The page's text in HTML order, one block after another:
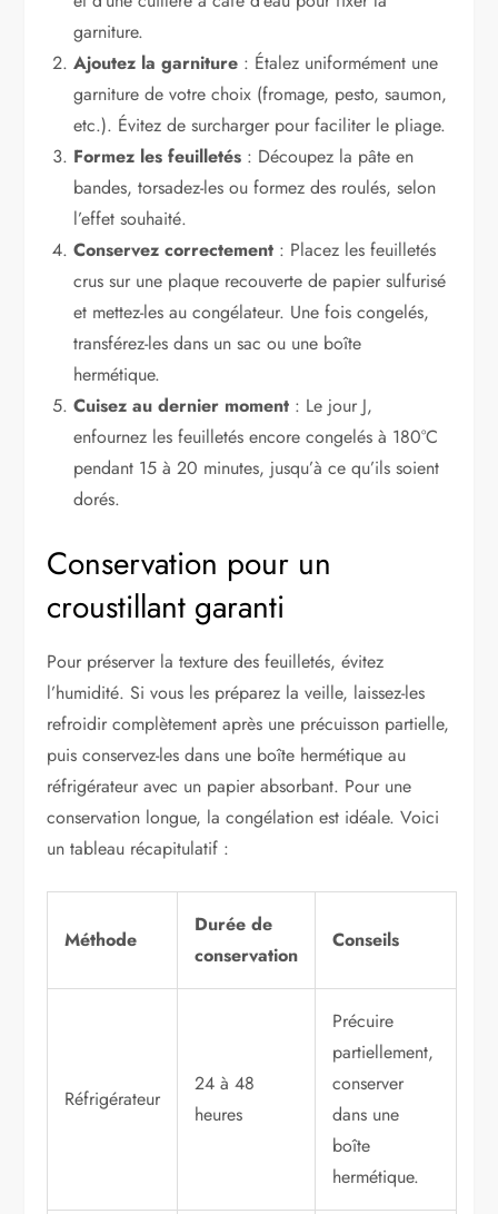
garniture.
Ajoutez la garniture : Étalez uniformément une
garniture de votre choix (fromage, pesto, saumon,
etc.). Évitez de surcharger pour faciliter le pliage.
Formez les feuilletés : Découpez la pâte en
bandes, torsadez-les ou formez des roulés, selon
l’effet souhaité.
Conservez correctement : Placez les feuilletés
crus sur une plaque recouverte de papier sulfurisé
et mettez-les au congélateur. Une fois congelés,
transférez-les dans un sac ou une boîte
hermétique.
Cuisez au dernier moment : Le jour J,
enfournez les feuilletés encore congelés à 180°C
pendant 15 à 20 minutes, jusqu’à ce qu’ils soient
dorés.
Conservation pour un
croustillant garanti
Pour préserver la texture des feuilletés, évitez
l’humidité. Si vous les préparez la veille, laissez-les
refroidir complètement après une précuisson partielle,
puis conservez-les dans une boîte hermétique au
réfrigérateur avec un papier absorbant. Pour une
conservation longue, la congélation est idéale. Voici
un tableau récapitulatif :
Méthode
Durée de
conservation
Conseils
Réfrigérateur
24 à 48
heures
Précuire
partiellement,
conserver
dans une
boîte
hermétique.